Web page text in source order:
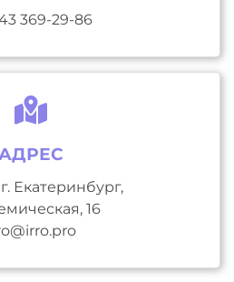
369-29-86
Екатеринбург,
16